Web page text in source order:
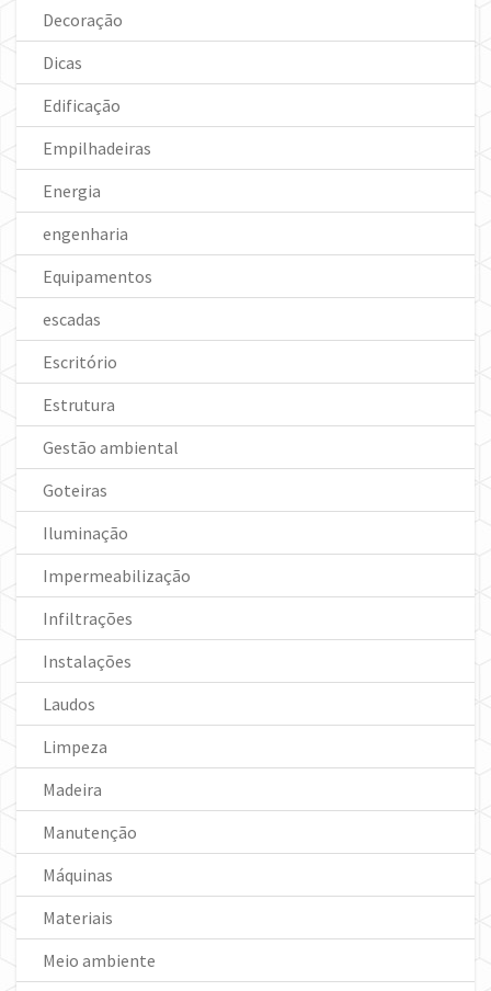
Decoração
Dicas
Edificação
Empilhadeiras
Energia
engenharia
Equipamentos
escadas
Escritório
Estrutura
Gestão ambiental
Goteiras
Iluminação
Impermeabilização
Infiltrações
Instalações
Laudos
Limpeza
Madeira
Manutenção
Máquinas
Materiais
Meio ambiente